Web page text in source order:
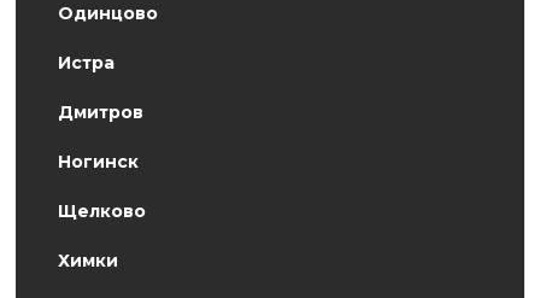
Одинцово
Истра
Дмитров
Ногинск
Щелково
Химки